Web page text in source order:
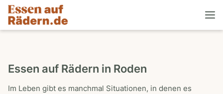
Essen auf Rädern in Roden
Im Leben gibt es manchmal Situationen, in denen es